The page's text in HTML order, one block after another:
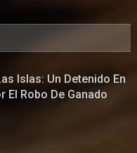
Islas: Un Detenido En
El Robo De Ganado